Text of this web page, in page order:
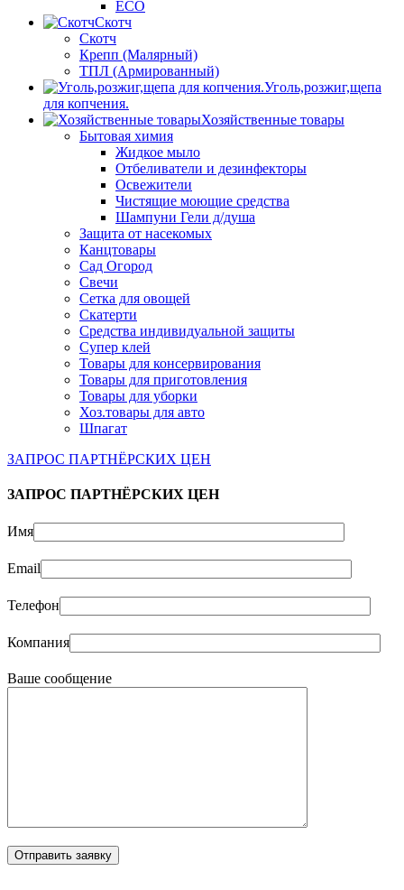
ECO
Скотч
Скотч
Крепп (Малярный)
ТПЛ (Армированный)
Уголь,розжиг,щепа
для копчения.
Хозяйственные товары
Бытовая химия
Жидкое мыло
Отбеливатели и дезинфекторы
Освежители
Чистящие моющие средства
Шампуни Гели д/душа
Защита от насекомых
Канцтовары
Сад Огород
Свечи
Сетка для овощей
Скатерти
Средства индивидуальной защиты
Супер клей
Товары для консервирования
Товары для приготовления
Товары для уборки
Хоз.товары для авто
Шпагат
ЗАПРОС ПАРТНЁРСКИХ ЦЕН
ЗАПРОС ПАРТНЁРСКИХ ЦЕН
Имя
Email
Телефон
Компания
Ваше сообщение